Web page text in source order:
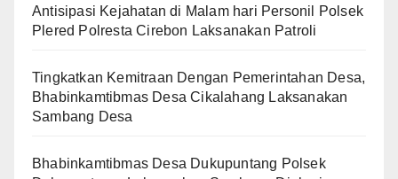
Antisipasi Kejahatan di Malam hari Personil Polsek
Plered Polresta Cirebon Laksanakan Patroli
Tingkatkan Kemitraan Dengan Pemerintahan Desa,
Bhabinkamtibmas Desa Cikalahang Laksanakan
Sambang Desa
Bhabinkamtibmas Desa Dukupuntang Polsek